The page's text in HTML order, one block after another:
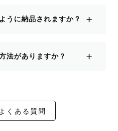
うに納品されますか？ ＋
法がありますか？ ＋
くある質問